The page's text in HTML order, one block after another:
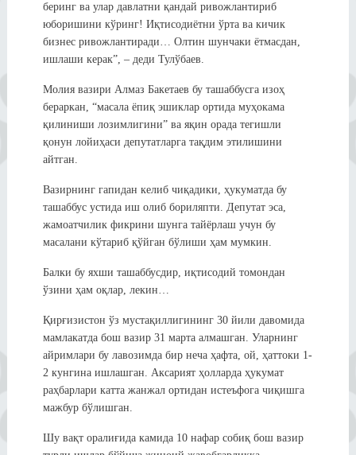
беринг ва улар давлатни қандай ривожлантириб
юборишини кўринг! Иқтисодиётни ўрта ва кичик
бизнес ривожлантиради… Олтин шунчаки ётмасдан,
ишлаши керак”, – деди Тулўбаев.
Молия вазири Алмаз Бакетаев бу ташаббусга изоҳ
бераркан, “масала ёпиқ эшиклар ортида муҳокама
қилиниши лозимлигини” ва яқин орада тегишли
қонун лойиҳаси депутатларга тақдим этилишини
айтган.
Вазирнинг гапидан келиб чиқадики, ҳукуматда бу
ташаббус устида иш олиб бориляпти. Депутат эса,
жамоатчилик фикрини шунга тайёрлаш учун бу
масалани кўтариб қўйган бўлиши ҳам мумкин.
Балки бу яхши ташаббусдир, иқтисодий томондан
ўзини ҳам оқлар, лекин…
Қирғизистон ўз мустақиллигининг 30 йили давомида
мамлакатда бош вазир 31 марта алмашган. Уларнинг
айримлари бу лавозимда бир неча ҳафта, ой, ҳаттоки 1-
2 кунгина ишлашган. Аксарият ҳолларда ҳукумат
раҳбарлари катта жанжал ортидан истеъфога чиқишга
мажбур бўлишган.
Шу вақт оралиғида камида 10 нафар собиқ бош вазир